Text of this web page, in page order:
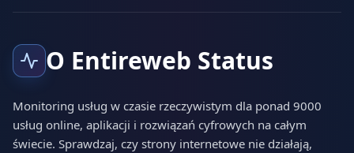
O Entireweb Status
Monitoring usług w czasie rzeczywistym dla ponad 9000
usług online, aplikacji i rozwiązań cyfrowych na całym
świecie. Sprawdzaj, czy strony internetowe nie działają,